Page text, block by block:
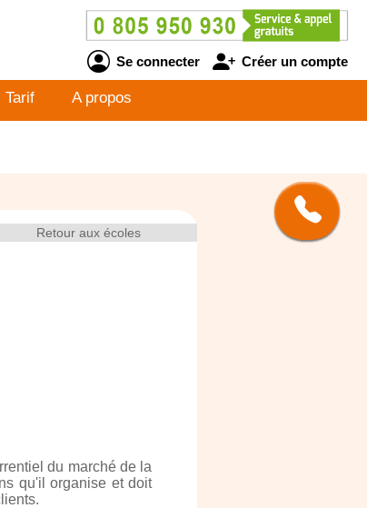
Se connecter Créer un compte
Tarif A propos
Retour aux écoles
du marché de la
qu'il organise et doit